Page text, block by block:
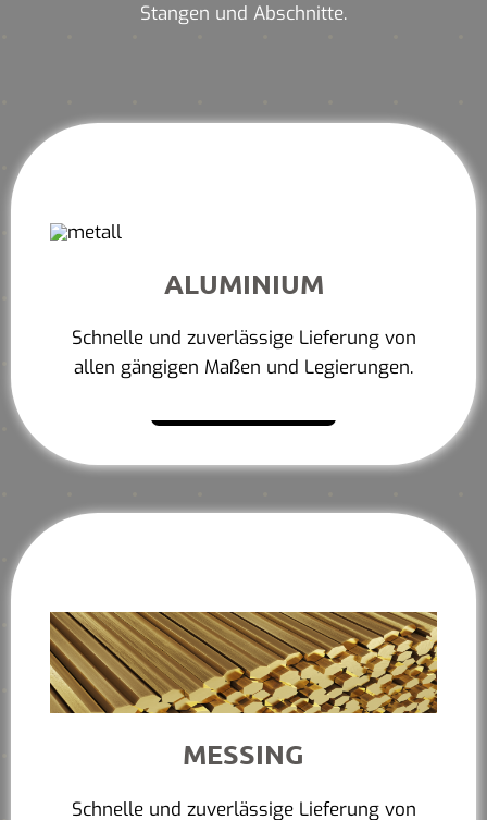
Stangen und Abschnitte.
ALUMINIUM
Schnelle und zuverlässige Lieferung von
allen gängigen Maßen und Legierungen.
MESSING
Schnelle und zuverlässige Lieferung von